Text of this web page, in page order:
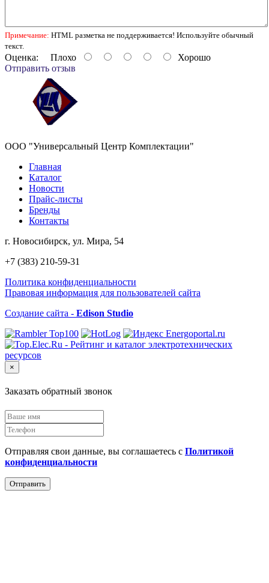
Примечание: HTML разметка не поддерживается! Используйте обычный
текст.
Оценка: Плохо
Хорошо
Отправить отзыв
ООО "Универсальный Центр Комплектации"
Главная
Каталог
Новости
Прайс-листы
Бренды
Контакты
г. Новосибирск, ул. Мира, 54
+7 (383) 210-59-31
Политика конфиденциальности
Правовая информация для пользователей сайта
Создание сайта - Edison Studio
×
Заказать обратный звонок
Отправляя свои данные, вы соглашаетесь с Политикой
конфиденциальности
Отправить